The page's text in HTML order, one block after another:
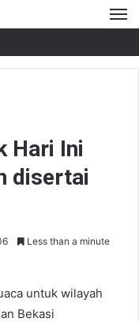
Hari Ini
disertai
Less than a minute
untuk wilayah
Bekasi